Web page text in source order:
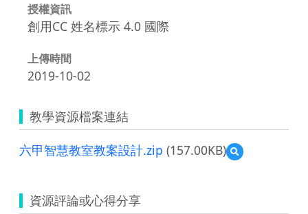
授權資訊
創用CC 姓名標示 4.0 國際
上傳時間
2019-10-02
教學資源檔案連結
六甲智慧教室教案設計.zip (157.00KB)
預
覽
資源評論或心得分享